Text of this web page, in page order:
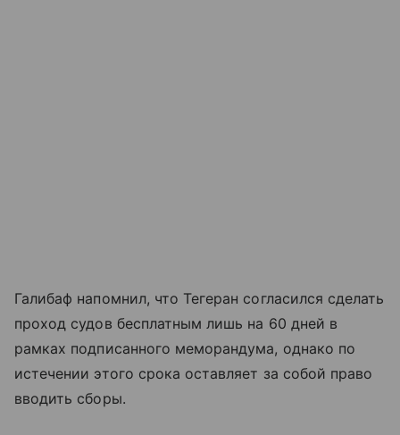
Галибаф напомнил, что Тегеран согласился сделать
проход судов бесплатным лишь на 60 дней в
рамках подписанного меморандума, однако по
истечении этого срока оставляет за собой право
вводить сборы.